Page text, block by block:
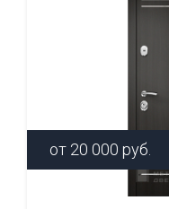
от 20 000 руб.